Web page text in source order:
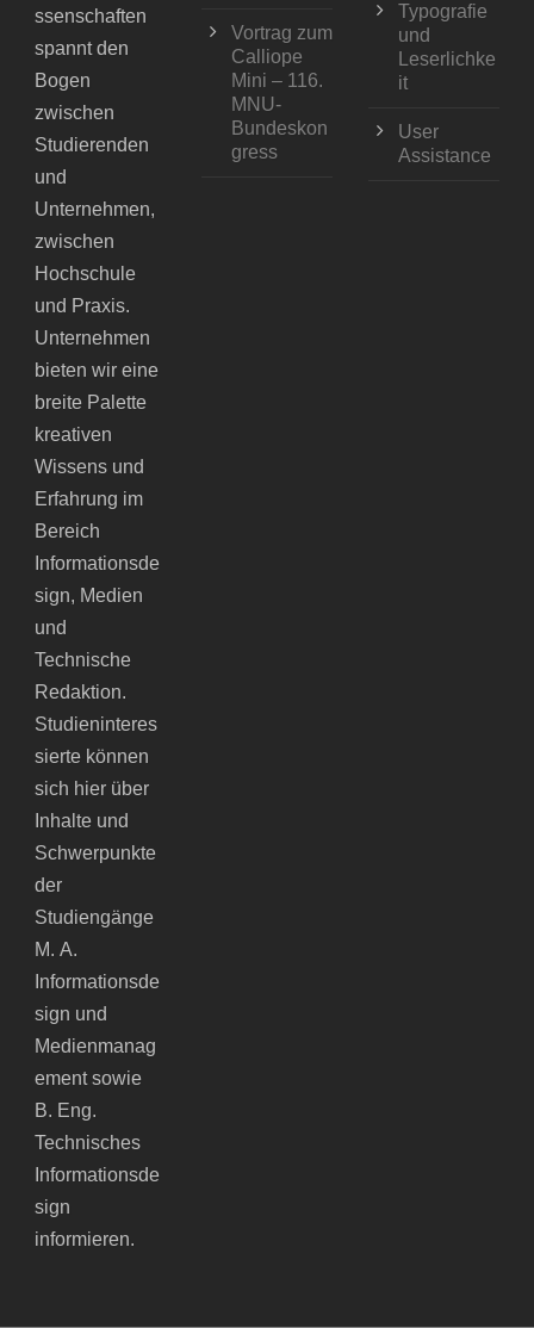
ssenschaften
spannt den
Bogen
zwischen
Studierenden
und
Unternehmen,
zwischen
Hochschule
und Praxis.
Unternehmen
bieten wir eine
breite Palette
kreativen
Wissens und
Erfahrung im
Bereich
Informationsde
sign, Medien
und
Technische
Redaktion.
Studieninteres
sierte können
sich hier über
Inhalte und
Schwerpunkte
der
Studiengänge
M. A.
Informationsde
sign und
Medienmanag
ement sowie
B. Eng.
Technisches
Informationsde
sign
informieren.
Vortrag zum
Calliope
Mini – 116.
MNU-
Bundeskon
gress
Typografie
und
Leserlichke
it
User
Assistance